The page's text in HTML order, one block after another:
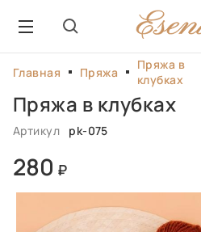
Главная Пряжа
Пряжа в
клубках
Пряжа в клубках
Артикул pk-075
280